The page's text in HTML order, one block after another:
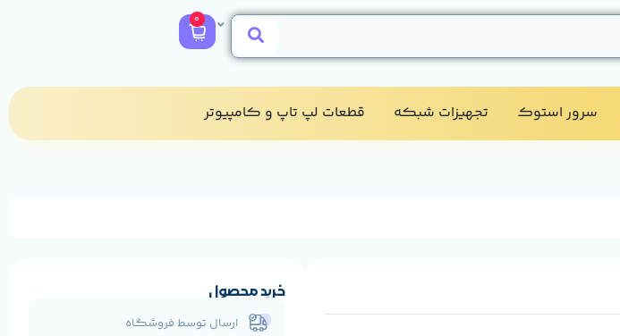
0
سرور استوک​ تجهیزات شبکه​ قطعات لپ تاپ و کامپیوتر​
خرید محصول
ارسال توسط فروشگاه